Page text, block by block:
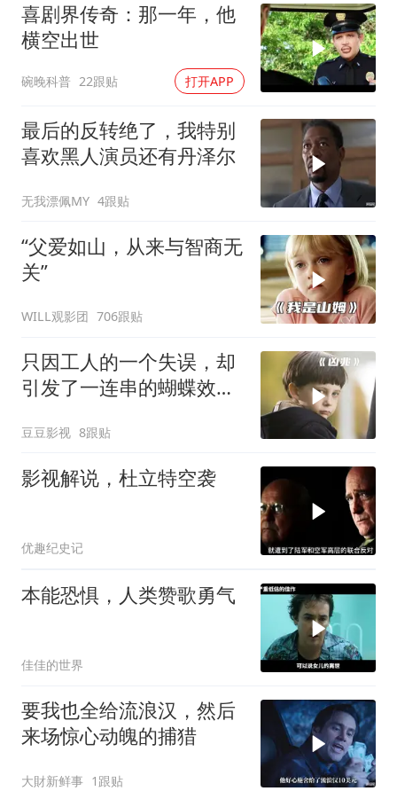
喜剧界传奇：那一年，他
横空出世
碗晚科普 22跟贴 打开APP
最后的反转绝了，我特别
喜欢黑人演员还有丹泽尔
无我漂佩MY 4跟贴
“父爱如山，从来与智商无
关”
WILL观影团 706跟贴
只因工人的一个失误，却
引发了一连串的蝴蝶效
豆豆影视 8跟贴
影视解说，杜立特空袭
优趣纪史记
本能恐惧，人类赞歌勇气
佳佳的世界
要我也全给流浪汉，然后
来场惊心动魄的捕猎
大財新鲜事 1跟贴